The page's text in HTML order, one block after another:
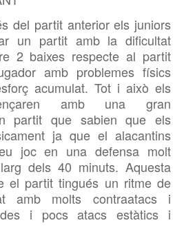
del partit anterior els juniors
un partit amb la dificultat
2 baixes respecte al partit
amb problemes físics
acumulat. Tot i això els
amb una gran
partit que sabien que els
ja que el alacantins
joc en una defensa molt
dels 40 minuts. Aquesta
el partit tingués un ritme de
amb molts contraatacs i
i pocs atacs estàtics i